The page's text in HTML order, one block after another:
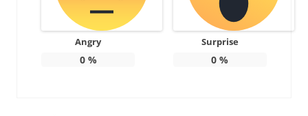
Angry
0%
Surprise
0 %